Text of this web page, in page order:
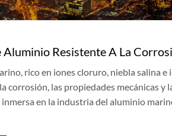
Aluminio Resistente A La
rico en iones cloruro, niebla salina
corrosión, las propiedades mecánicas
inmersa en la industria del aluminio